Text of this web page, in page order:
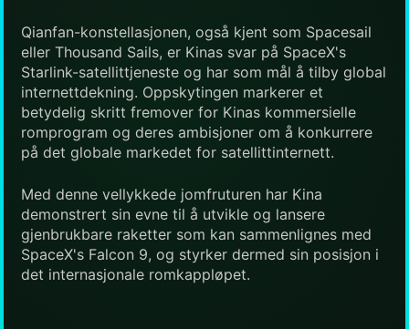
Qianfan-konstellasjonen, også kjent som Spacesail
eller Thousand Sails, er Kinas svar på SpaceX's
Starlink-satellittjeneste og har som mål å tilby global
internettdekning. Oppskytingen markerer et
betydelig skritt fremover for Kinas kommersielle
romprogram og deres ambisjoner om å konkurrere
på det globale markedet for satellittinternett.
Med denne vellykkede jomfruturen har Kina
demonstrert sin evne til å utvikle og lansere
gjenbrukbare raketter som kan sammenlignes med
SpaceX's Falcon 9, og styrker dermed sin posisjon i
det internasjonale romkappløpet.